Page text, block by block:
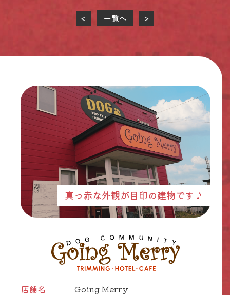
< 一覧へ >
真っ赤な外観が目印の建物です♪
店舗名
Going Merry